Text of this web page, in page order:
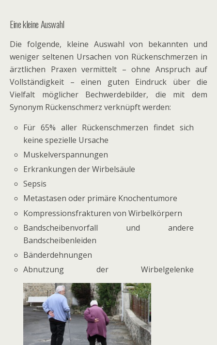
Eine kleine Auswahl
Die folgende, kleine Auswahl von bekannten und
weniger seltenen Ursachen von Rückenschmerzen in
ärztlichen Praxen vermittelt – ohne Anspruch auf
Vollständigkeit – einen guten Eindruck über die
Vielfalt möglicher Bechwerdebilder, die mit dem
Synonym Rückenschmerz verknüpft werden:
Für 65% aller Rückenschmerzen findet sich
keine spezielle Ursache
Muskelverspannungen
Erkrankungen der Wirbelsäule
Sepsis
Metastasen oder primäre Knochentumore
Kompressionsfrakturen von Wirbelkörpern
Bandscheibenvorfall und andere
Bandscheibenleiden
Bänderdehnungen
Abnutzung der Wirbelgelenke